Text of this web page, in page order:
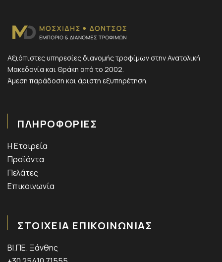
Αξιόπιστες υπηρεσίες διανομής τροφίμων στην Ανατολική
Μακεδονία και Θράκη από το 2002.
Άμεση παράδοση και άριστη εξυπηρέτηση.
ΠΛΗΡΟΦΟΡΙΕΣ
Η Εταιρεία
Προϊόντα
Πελάτες
Επικοινωνία
ΣΤΟΙΧΕΙΑ ΕΠΙΚΟΙΝΩΝΙΑΣ
ΒΙ.ΠΕ. Ξάνθης